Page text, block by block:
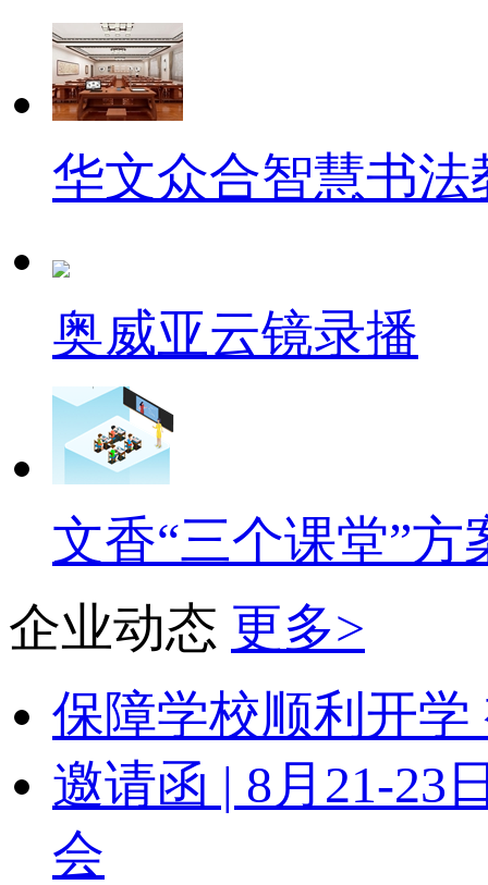
华文众合智慧书法
奥威亚云镜录播
文香“三个课堂”方
企业动态 更多>
保障学校顺利开
邀请函 | 8月21-23
会